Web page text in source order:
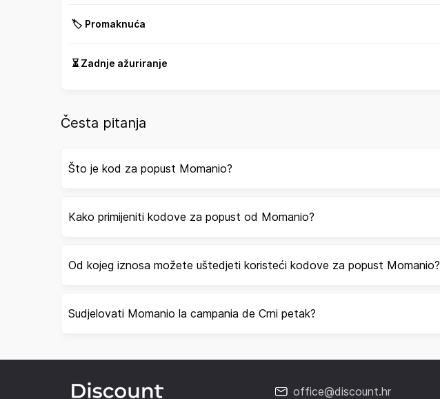
🏷️ Promaknuća
⏳ Zadnje ažuriranje
Česta pitanja
Što je kod za popust Momanio?
Kako primijeniti kodove za popust od Momanio?
Od kojeg iznosa možete uštedjeti koristeći kodove za popust Momanio?
Sudjelovati Momanio la campania de Crni petak?
office@discount.hr